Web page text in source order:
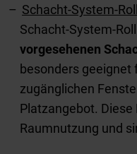
Schacht-System-
Schacht-System-
vorgesehenen
besonders geeignet
zugänglichen
Platzangebot.
Raumnutzung und